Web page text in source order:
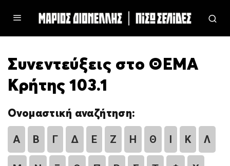
Συνεντεύξεις στο ΘΕΜΑ
Κρήτης 103.1
Ονομαστική αναζήτηση:
Α Β Γ Δ Ε Ζ Η Θ Ι Κ Λ